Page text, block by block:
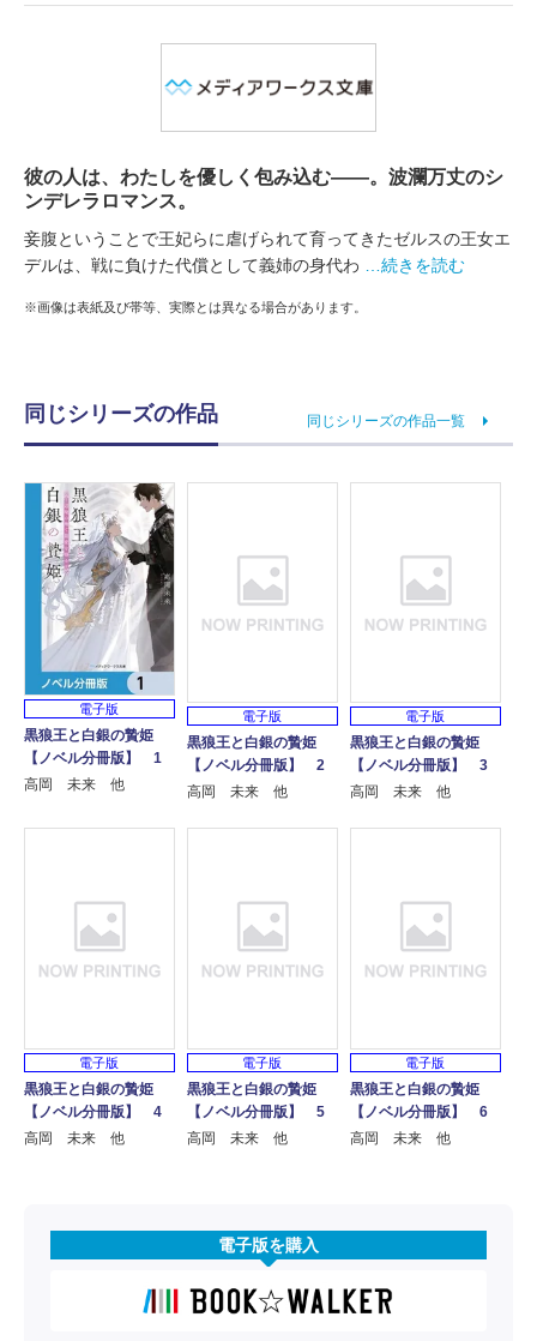
彼の人は、わたしを優しく包み込む――。波瀾万丈のシ
ンデレラロマンス。
妾腹ということで王妃らに虐げられて育ってきたゼルスの王女エ
デルは、戦に負けた代償として義姉の身代わ
…続きを読む
※画像は表紙及び帯等、実際とは異なる場合があります。
同じシリーズの作品 同じシリーズの作品一覧
電子版
黒狼王と白銀の贄姫
【ノベル分冊版】 1
高岡 未来 他
電子版
黒狼王と白銀の贄姫
【ノベル分冊版】 2
高岡 未来 他
電子版
黒狼王と白銀の贄姫
【ノベル分冊版】 3
高岡 未来 他
電子版
黒狼王と白銀の贄姫
【ノベル分冊版】 4
高岡 未来 他
電子版
黒狼王と白銀の贄姫
【ノベル分冊版】 5
高岡 未来 他
電子版
黒狼王と白銀の贄姫
【ノベル分冊版】 6
高岡 未来 他
電子版を購入